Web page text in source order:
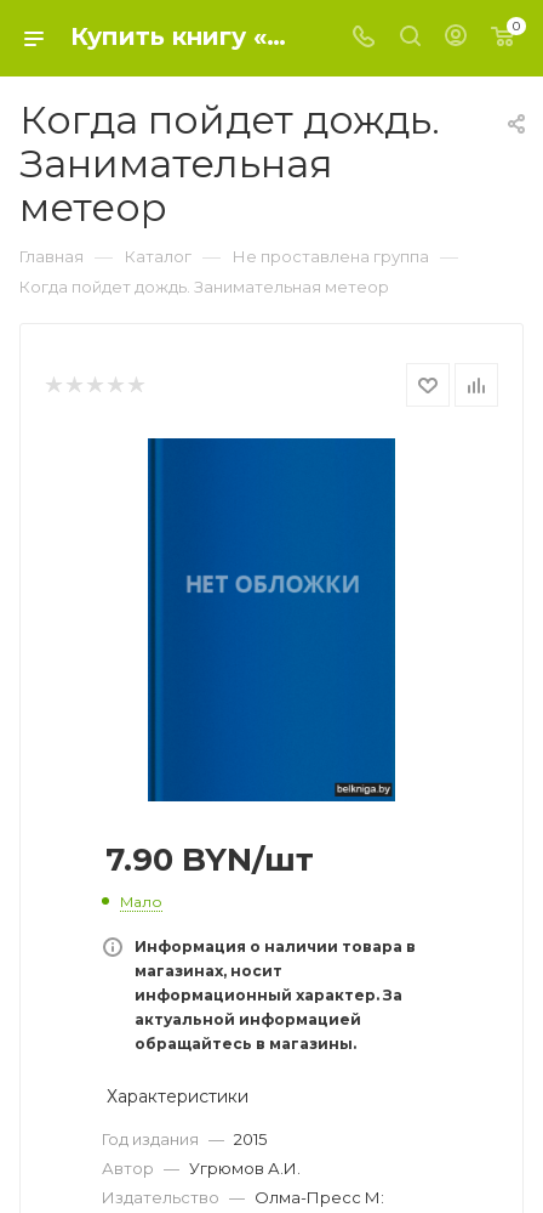
Купить книгу «Когда пойдет дождь. Занимательная метеор» 2015, Угрюмов А.И. - Не проставлена группа 0
Когда пойдет дождь.
Занимательная
метеор
Главная — Каталог — Не проставлена группа —
Когда пойдет дождь. Занимательная метеор
7.90 BYN/шт
Мало
Информация о наличии товара в
магазинах, носит
информационный характер. За
актуальной информацией
обращайтесь в магазины.
Характеристики
Год издания — 2015
Автор — Угрюмов А.И.
Издательство — Олма-Пресс М: